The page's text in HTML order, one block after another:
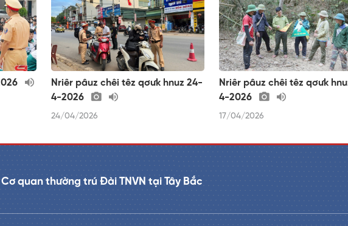
Nriêr pâuz chêi têz qơưk hnuz 24-
4-2026
24/04/2026
Nriêr pâuz chêi têz qơưk
4-2026
17/04/2026
Cơ quan thường trú Đài TNVN tại Tây Bắc